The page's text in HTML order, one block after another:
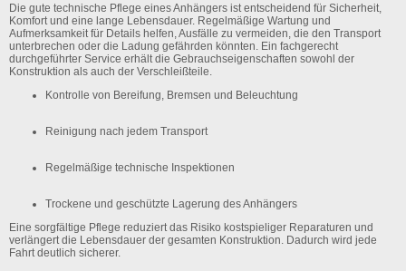
Die gute technische Pflege eines Anhängers ist entscheidend für Sicherheit,
Komfort und eine lange Lebensdauer. Regelmäßige Wartung und
Aufmerksamkeit für Details helfen, Ausfälle zu vermeiden, die den Transport
unterbrechen oder die Ladung gefährden könnten. Ein fachgerecht
durchgeführter Service erhält die Gebrauchseigenschaften sowohl der
Konstruktion als auch der Verschleißteile.
Kontrolle von Bereifung, Bremsen und Beleuchtung
Reinigung nach jedem Transport
Regelmäßige technische Inspektionen
Trockene und geschützte Lagerung des Anhängers
Eine sorgfältige Pflege reduziert das Risiko kostspieliger Reparaturen und
verlängert die Lebensdauer der gesamten Konstruktion. Dadurch wird jede
Fahrt deutlich sicherer.